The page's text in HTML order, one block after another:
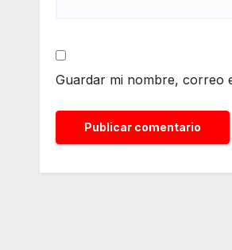
Guardar mi nombre, correo